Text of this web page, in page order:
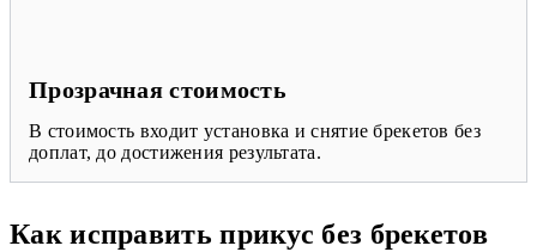
Прозрачная стоимость
В стоимость входит установка и снятие брекетов без
доплат, до достижения результата.
Как исправить прикус без брекетов